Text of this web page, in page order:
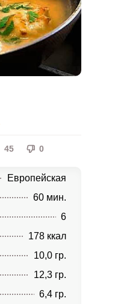
45 0
Европейская
60 мин.
6
178 ккал
10,0 гр.
12,3 гр.
6,4 гр.